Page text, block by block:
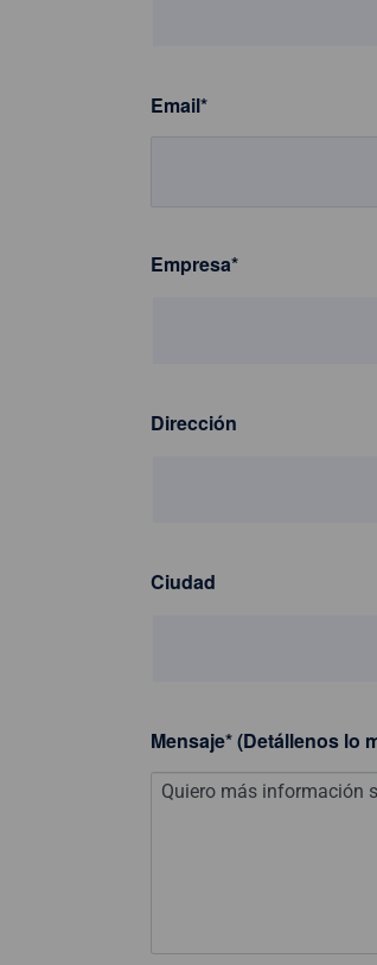
Email*
Empresa*
Dirección
Ciudad
Mensaje*(Detállenos lo